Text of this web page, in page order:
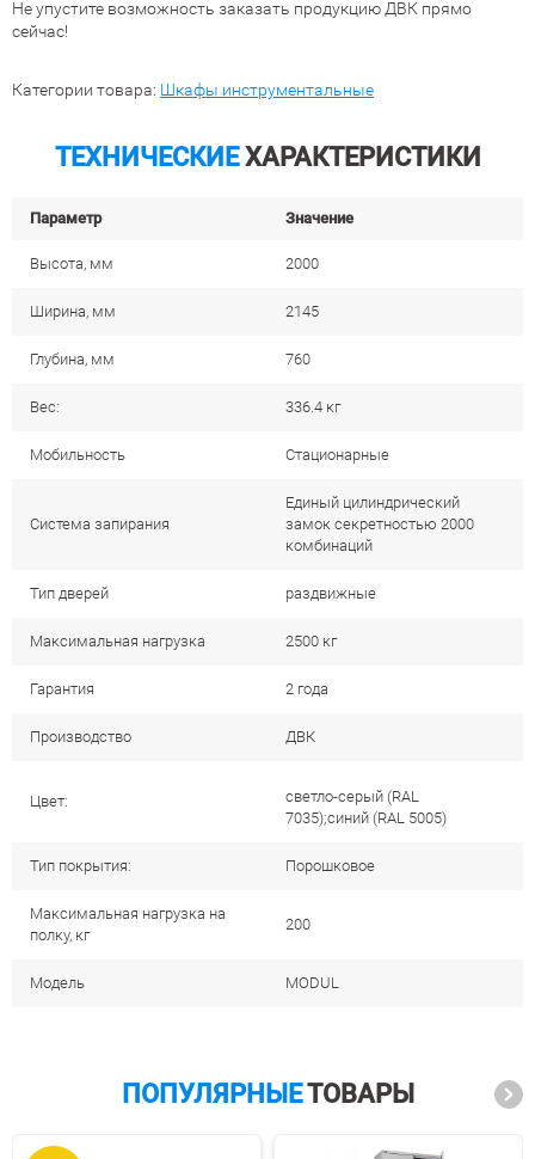
Не упустите возможность заказать продукцию ДВК прямо
сейчас!
Категории товара: Шкафы инструментальные
ТЕХНИЧЕСКИЕХАРАКТЕРИСТИКИ
Параметр Значение
Высота, мм 2000
Ширина, мм 2145
Глубина, мм 760
Вес: 336.4 кг
Мобильность Стационарные
Система запирания
Единый цилиндрический
замок секретностью 2000
комбинаций
Тип дверей раздвижные
Максимальная нагрузка 2500 кг
Гарантия 2 года
Производство ДВК
Цвет:
светло-серый (RAL
7035);синий (RAL 5005)
Тип покрытия: Порошковое
Максимальная нагрузка на
полку, кг
200
Модель MODUL
ПОПУЛЯРНЫЕТОВАРЫ